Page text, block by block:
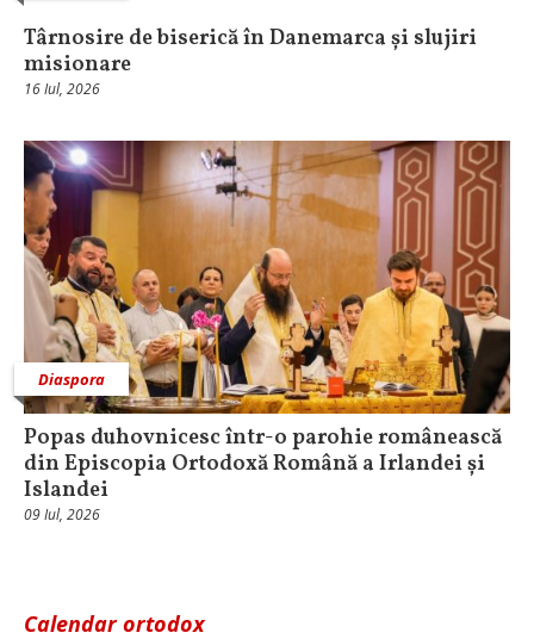
Târnosire de biserică în Danemarca și slujiri
misionare
16 Iul, 2026
Diaspora
Popas duhovnicesc într-o parohie românească
din Episcopia Ortodoxă Română a Irlandei și
Islandei
09 Iul, 2026
Calendar ortodox